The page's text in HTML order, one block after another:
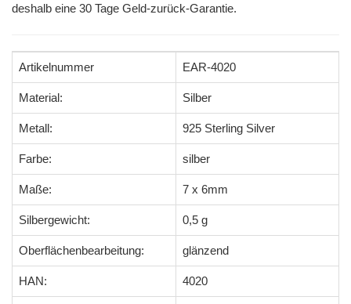
deshalb eine 30 Tage Geld-zurück-Garantie.
Artikelnummer EAR-4020
Material: Silber
Metall: 925 Sterling Silver
Farbe: silber
Maße: 7 x 6mm
Silbergewicht: 0,5 g
Oberflächenbearbeitung: glänzend
HAN: 4020